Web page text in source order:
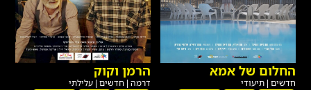
החלום של אמא
חדשים |תיעודי
הרמן וקוק
דרמה | חדשים | עלילתי